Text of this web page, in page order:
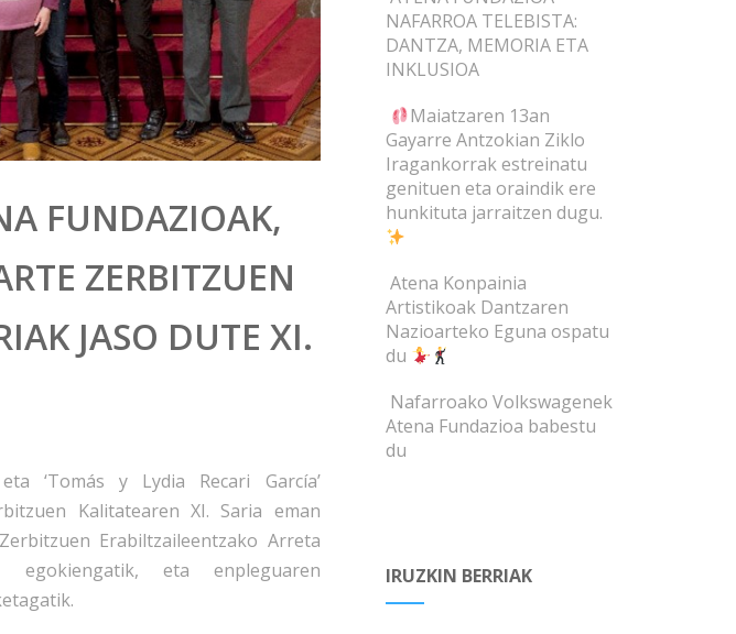
FUNDAZIOAK,
ZERBITZUEN
JASO DUTE XI.
‘Tomás y Lydia Recari García’
Kalitatearen XI. Saria eman
Erabiltzaileentzako Arreta
egokiengatik, eta enpleguaren
NAFARROA TELEBISTA:
DANTZA, MEMORIA ETA
INKLUSIOA
Maiatzaren 13an
Gayarre Antzokian Ziklo
Iragankorrak estreinatu
genituen eta oraindik ere
hunkituta jarraitzen dugu.
Atena Konpainia
Artistikoak Dantzaren
Nazioarteko Eguna ospatu
du
Nafarroako Volkswagenek
Atena Fundazioa babestu
du
IRUZKIN BERRIAK